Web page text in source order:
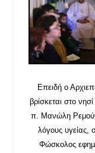
Επειδή ο
βρίσκεται στο
π. Μανώλη
λόγους υγείας,
Φώσκολος